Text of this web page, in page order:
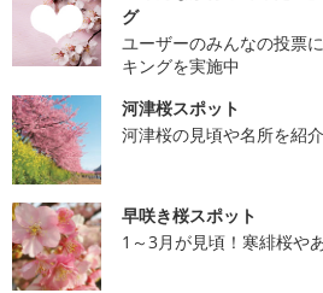
グ
ユーザーのみんなの投票
キングを実施中
河津桜スポット
河津桜の見頃や名所を紹介
早咲き桜スポット
1～3月が見頃！寒緋桜や